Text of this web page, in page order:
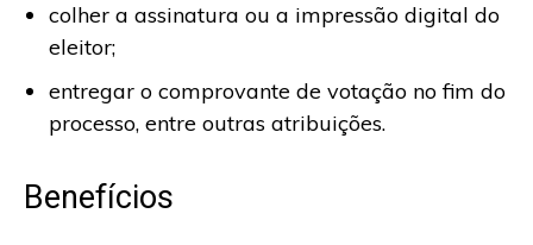
colher a assinatura ou a impressão digital do
eleitor;
entregar o comprovante de votação no fim do
processo, entre outras atribuições.
Benefícios